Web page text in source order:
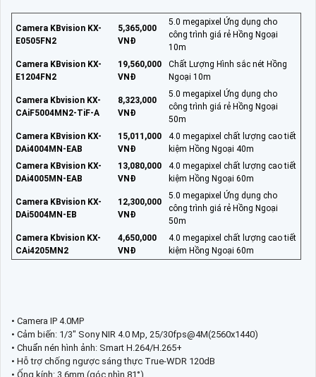
Camera KBvision KX-
E0505FN2
5,365,000
VNĐ
5.0 megapixel Ứng dụng cho
công trình giá rẻ Hồng Ngoại
10m
Camera KBvision KX-
E1204FN2
19,560,000
VNĐ
Chất Lượng Hình sắc nét Hồng
Ngoại 10m
Camera Kbvision KX-
CAiF5004MN2-TiF-A
8,323,000
VNĐ
5.0 megapixel Ứng dụng cho
công trình giá rẻ Hồng Ngoại
50m
Camera KBvision KX-
DAi4004MN-EAB
15,011,000
VNĐ
4.0 megapixel chất lượng cao tiết
kiệm Hồng Ngoại 40m
Camera KBvision KX-
DAi4005MN-EAB
13,080,000
VNĐ
4.0 megapixel chất lượng cao tiết
kiệm Hồng Ngoại 60m
Camera KBvision KX-
DAi5004MN-EB
12,300,000
VNĐ
5.0 megapixel Ứng dụng cho
công trình giá rẻ Hồng Ngoại
50m
Camera Kbvision KX-
CAi4205MN2
4,650,000
VNĐ
4.0 megapixel chất lượng cao tiết
kiệm Hồng Ngoại 60m
• Camera IP 4.0MP
• Cảm biến: 1/3" Sony NIR 4.0 Mp, 25/30fps@4M(2560x1440)
• Chuẩn nén hình ảnh: Smart H.264/H.265+
• Hỗ trợ chống ngược sáng thực True-WDR 120dB
• Ống kính: 3.6mm (góc nhìn 81°)